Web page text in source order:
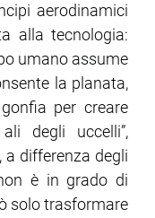
aerodinamici
alla tecnologia:
umano assume
la planata,
per creare
degli uccelli”,
a differenza degli
è in grado di
solo trasformare